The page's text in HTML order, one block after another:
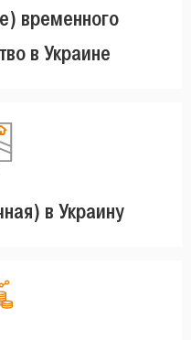
временного
в Украине
в Украину